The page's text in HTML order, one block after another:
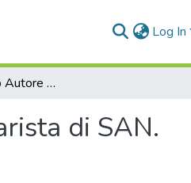
Log In
Controllo Anonimo Autore del libello intitolato il mechitarista di SAN. Lazzaro di Venezia
di SAN.